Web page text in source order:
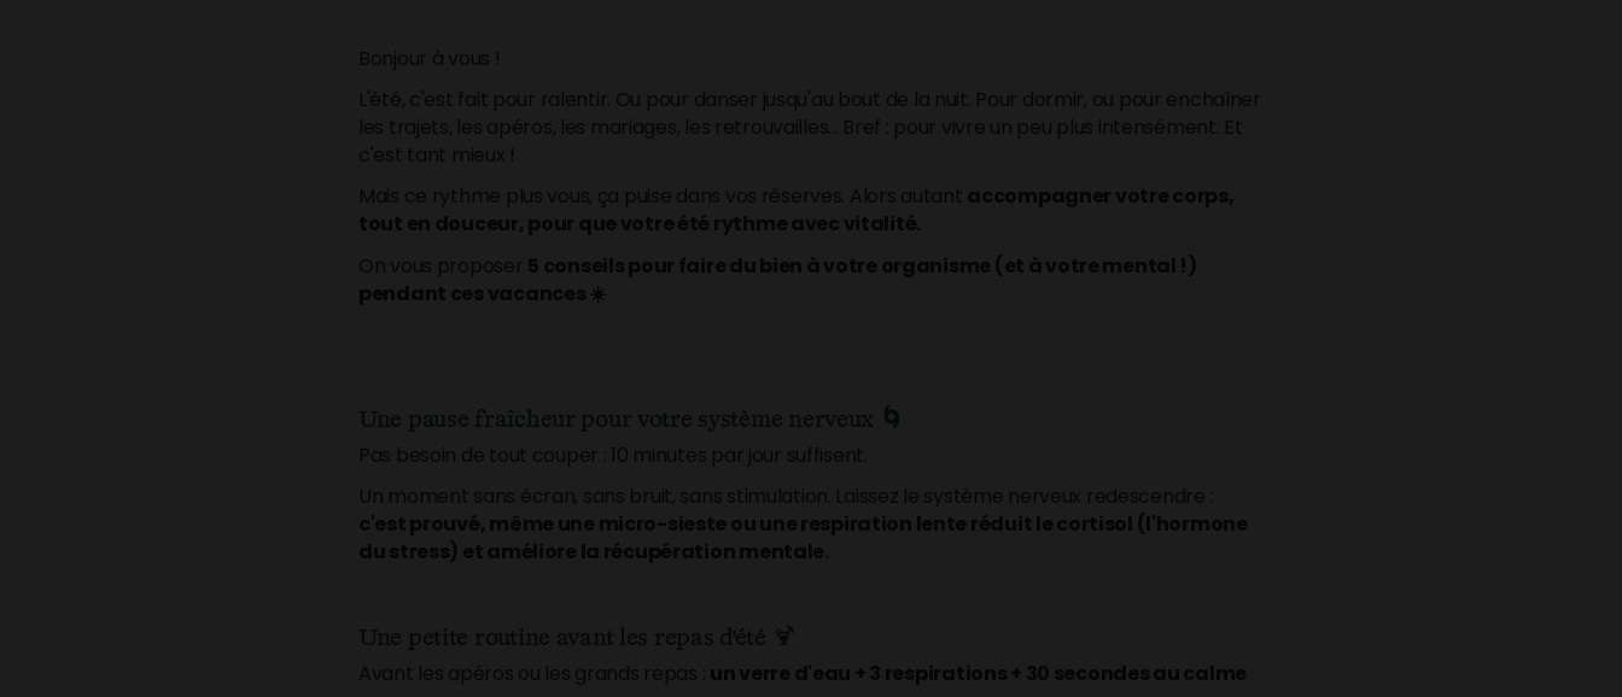
Bonjour à vous !
L'été, c'est fait pour ralentir. Ou pour danser jusqu'au bout de la nuit. Pour dormir, ou pour enchaîner
les trajets, les apéros, les mariages, les retrouvailles... Bref : pour vivre un peu plus intensément. Et
c'est tant mieux !
Mais ce rythme plus vous, ça puise dans vos réserves. Alors autant accompagner votre corps,
tout en douceur, pour que votre été rythme avec vitalité.
On vous proposer 5 conseils pour faire du bien à votre organisme (et à votre mental !)
pendant ces vacances ☀️
Une pause fraîcheur pour votre système nerveux 🌀
Pas besoin de tout couper : 10 minutes par jour suffisent.
Un moment sans écran, sans bruit, sans stimulation. Laissez le système nerveux redescendre :
c'est prouvé, même une micro-sieste ou une respiration lente réduit le cortisol (l'hormone
du stress) et améliore la récupération mentale.
Une petite routine avant les repas d'été 🍹
Avant les apéros ou les grands repas : un verre d'eau + 3 respirations + 30 secondes au calme